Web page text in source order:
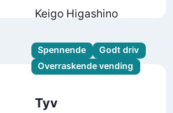
Keigo Higashino
Spennende
Godt driv
Overraskende vending
Tyv